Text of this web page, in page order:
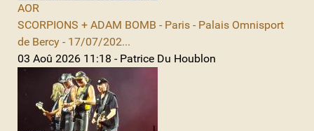
AOR
SCORPIONS + ADAM BOMB - Paris - Palais Omnisport
de Bercy - 17/07/202...
03 Aoû 2026 11:18 - Patrice Du Houblon